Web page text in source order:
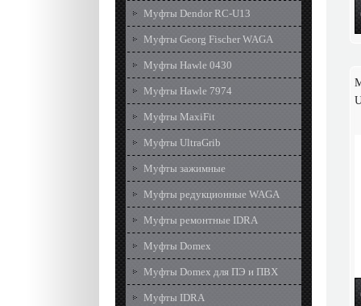
Муфты Dendor RC-U13
Муфты Georg Fischer WAGA
Муфты Hawle 0430
Муфты Hawle 7974
Муфты MaxiFit
Муфты UltraGrib
Муфты зажимные
Муфты редукционные WAGA
Муфты ремонтные IDRA
Муфты Domex
Муфты Domex для ПЭ и ПВХ
Муфты IDRA